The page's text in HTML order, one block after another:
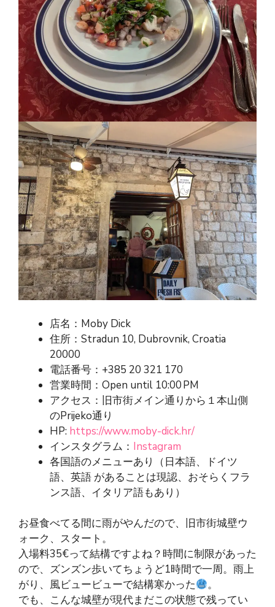
店名：Moby Dick
住所：Stradun 10, Dubrovnik, Croatia
20000
電話番号：+385 20 321 170
営業時間：Open until 10:00 PM
アクセス：旧市街メイン通りから１本山側
のPrijeko通り
HP: https://www.moby-dick.hr/
インスタグラム： Instagram
各国語のメニューあり（日本語、ドイツ
語、英語 があることは現認、おそらくフラ
ンス語、イタリア語もあり）
お昼食べてる間に雨がやんだので、旧市街城壁ウ
ォーク、スタート。
入場料35€って結構ですよね？時間に制限があった
ので、ズンズン歩いてちょうど1時間で一周。雨上
がり、風ビュービューで結構寒かった
。
でも、こんな城壁が現代まだこの状態で残ってい